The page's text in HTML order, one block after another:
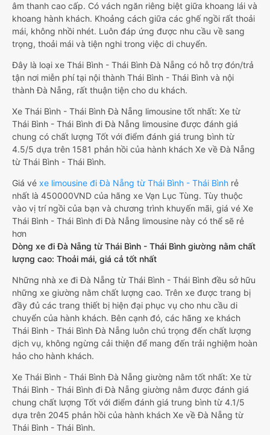
âm thanh cao cấp. Có vách ngăn riêng biệt giữa khoang lái và
khoang hành khách. Khoảng cách giữa các ghế ngồi rất thoải
mái, không nhồi nhét. Luôn đáp ứng được nhu cầu về sang
trọng, thoải mái và tiện nghi trong việc di chuyển.
Đây là loại xe Thái Bình - Thái Bình Đà Nẵng có hỗ trợ đón/trả
tận nơi miễn phí tại nội thành Thái Bình - Thái Bình và nội
thành Đà Nẵng, rất thuận tiện cho du khách.
Xe Thái Bình - Thái Bình Đà Nẵng limousine tốt nhất: Xe từ
Thái Bình - Thái Bình đi Đà Nẵng limousine được đánh giá
chung có chất lượng Tốt với điểm đánh giá trung bình từ
4.5/5 dựa trên 1581 phản hồi của hành khách Xe về Đà Nẵng
từ Thái Bình - Thái Bình.
Giá vé xe limousine đi Đà Nẵng từ Thái Bình - Thái Bình rẻ
nhất là 450000VND của hãng xe Vạn Lục Tùng. Tùy thuộc
vào vị trí ngồi của bạn và chương trình khuyến mãi, giá vé Xe
Thái Bình - Thái Bình đi Đà Nẵng limousine này có thể sẽ rẻ
hơn
Dòng xe đi Đà Nẵng từ Thái Bình - Thái Bình giường nằm chất
lượng cao: Thoải mái, giá cả tốt nhất
Những nhà xe đi Đà Nẵng từ Thái Bình - Thái Bình đều sở hữu
những xe giường nằm chất lượng cao. Trên xe được trang bị
đầy đủ các trang thiết bị hiện đại phục vụ cho nhu cầu di
chuyển của hành khách. Bên cạnh đó, các hãng xe khách
Thái Bình - Thái Bình Đà Nẵng luôn chú trọng đến chất lượng
dịch vụ, không ngừng cải thiện để mang đến trải nghiệm hoàn
hảo cho hành khách.
Xe Thái Bình - Thái Bình Đà Nẵng giường nằm tốt nhất: Xe từ
Thái Bình - Thái Bình đi Đà Nẵng giường nằm được đánh giá
chung chất lượng Tốt với điểm đánh giá trung bình từ 4.1/5
dựa trên 2045 phản hồi của hành khách Xe về Đà Nẵng từ
Thái Bình - Thái Bình.